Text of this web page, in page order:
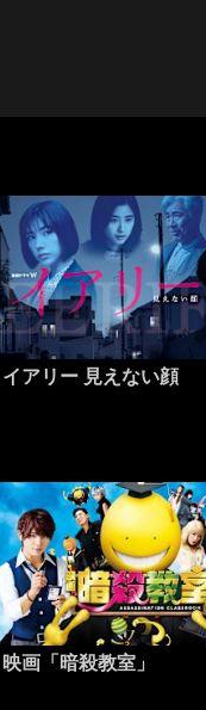
イアリー 見えない顔
映画「暗殺教室」